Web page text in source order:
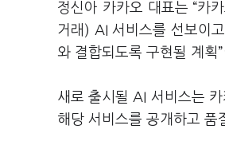
정신아 카카오 대표는 “카
거래 ) AI서비스를 선보이
와 결합되도록 구현될 계획”
새로 출시될 AI 서비스는
해당 서비스를 공개하고 품